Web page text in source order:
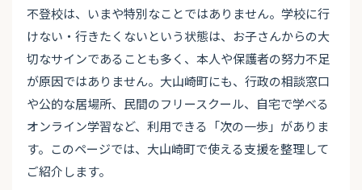
不登校は、いまや特別なことではありません。学校に行
けない・行きたくないという状態は、お子さんからの大
切なサインであることも多く、本人や保護者の努力不足
が原因ではありません。大山崎町にも、行政の相談窓口
や公的な居場所、民間のフリースクール、自宅で学べる
オンライン学習など、利用できる「次の一歩」がありま
す。このページでは、大山崎町で使える支援を整理して
ご紹介します。